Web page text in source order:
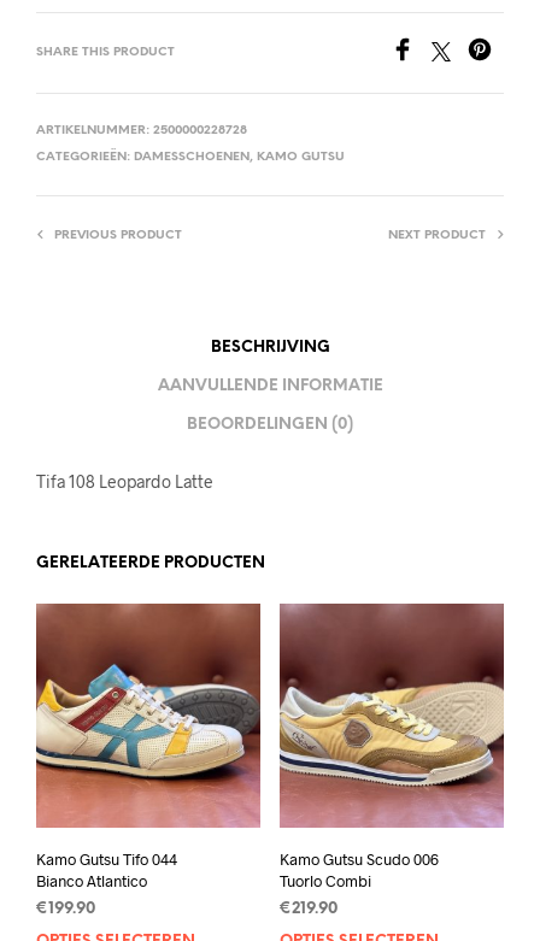
SHARE THIS PRODUCT
ARTIKELNUMMER: 2500000228728
CATEGORIEËN: DAMESSCHOENEN , KAMO GUTSU
PREVIOUS PRODUCT NEXT PRODUCT
BESCHRIJVING
AANVULLENDE INFORMATIE
BEOORDELINGEN (0)
Tifa 108 Leopardo Latte
GERELATEERDE PRODUCTEN
Kamo Gutsu Tifo 044
Bianco Atlantico
€ 199.90
Kamo Gutsu Scudo 006
Tuorlo Combi
€219.90